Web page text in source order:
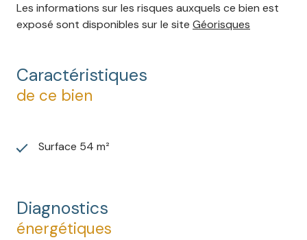
Les informations sur les risques auxquels ce bien est
exposé sont disponibles sur le site Géorisques
Caractéristiques
de ce bien
Surface 54 m²
Diagnostics
énergétiques